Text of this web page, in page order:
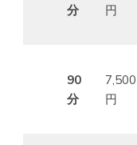
分
円
90
分
7,500
円